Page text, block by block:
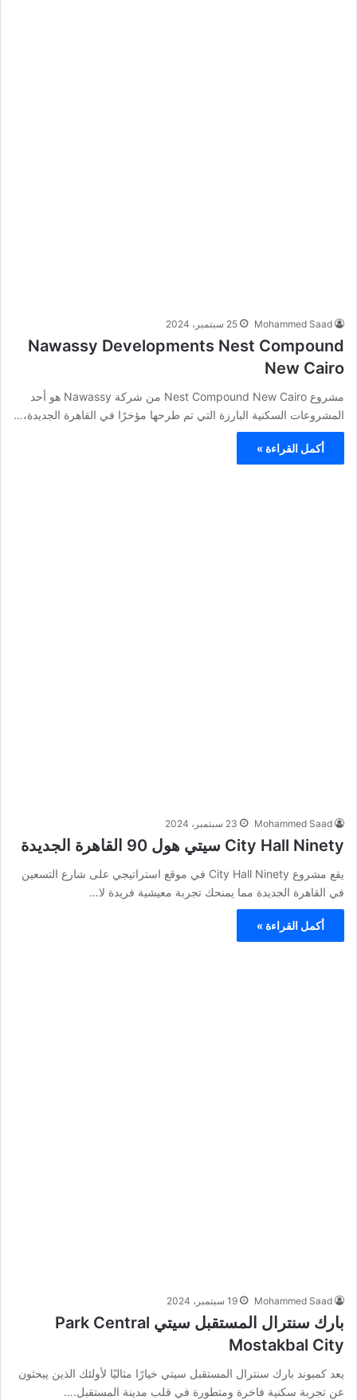
Mohammed Saad 25 سبتمبر، 2024
Nawassy Developments Nest Compound
New Cairo
مشروع Nest Compound New Cairo من شركة Nawassy هو أحد
المشروعات السكنية البارزة التي تم طرحها مؤخرًا في القاهرة الجديدة،…
أكمل القراءة »
Mohammed Saad 23 سبتمبر، 2024
City Hall Ninety سيتي هول 90 القاهرة الجديدة
يقع مشروع City Hall Ninety في موقع استراتيجي على شارع التسعين
في القاهرة الجديدة مما يمنحك تجربة معيشية فريدة لا…
أكمل القراءة »
Mohammed Saad 19 سبتمبر، 2024
بارك سنترال المستقبل سيتي Park Central
Mostakbal City
يعد كمبوند بارك سنترال المستقبل سيتي خيارًا مثاليًا لأولئك الذين يبحثون
عن تجربة سكنية فاخرة ومتطورة في قلب مدينة المستقبل.…